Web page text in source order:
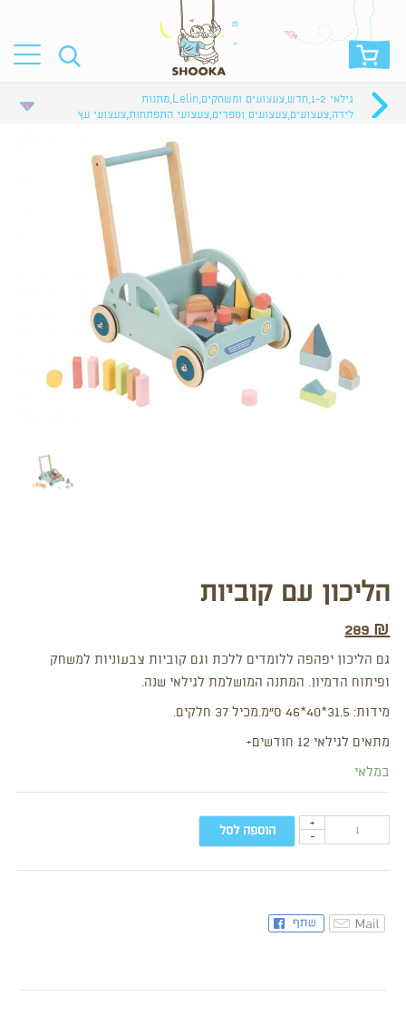
גילאי 1-2 ,חדש,צעצועים ומשחקים,
Lelin
,מתנות
לידה,צעצועים,צעצועים וספרים,צעצועי התפתחות,צעצועי עץ
הליכון עם קוביות
289 ₪
גם הליכון יפהפה ללומדים ללכת וגם קוביות צבעוניות למשחק
ופיתוח הדמיון. המתנה המושלמת לגילאי שנה.
מידות: 31.5*40*46 ס”מ.
מכיל 37 חלקים.
מתאים לגילאי 12 חודשים+
במלאי
-
+ הוספה לסל